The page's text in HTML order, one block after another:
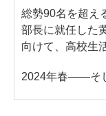
総勢90名を超え
部長に就任した
向けて、高校生
2024年春――そ